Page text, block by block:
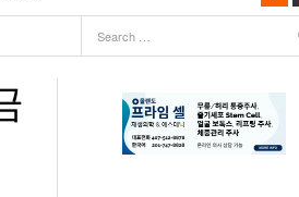
- 2003년 12월 10일
민 100주년 기념, 플로리다 백인선을 내며
주유 한 번으로 가 볼만한 여행지!<98회>